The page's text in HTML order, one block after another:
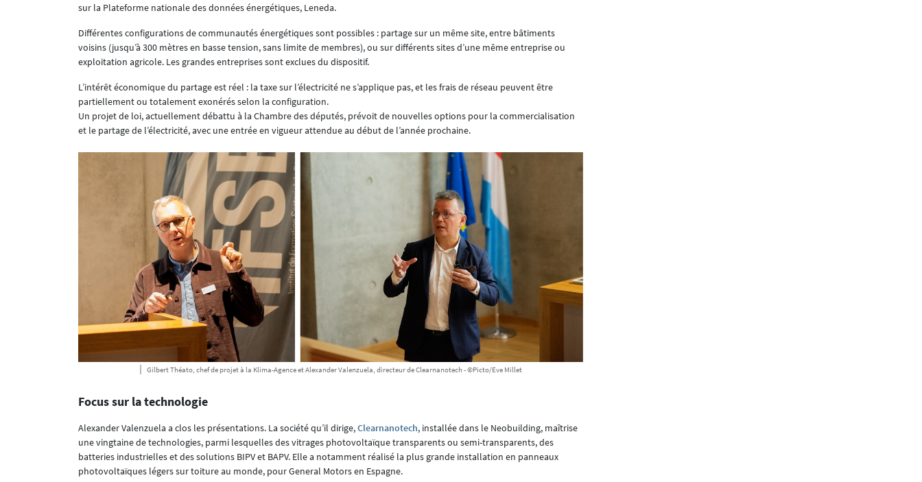
sur la Plateforme nationale des données énergétiques, Leneda.
Différentes configurations de communautés énergétiques sont possibles : partage sur un même site, entre bâtiments
voisins (jusqu’à 300 mètres en basse tension, sans limite de membres), ou sur différents sites d’une même entreprise ou
exploitation agricole. Les grandes entreprises sont exclues du dispositif.
L’intérêt économique du partage est réel : la taxe sur l’électricité ne s’applique pas, et les frais de réseau peuvent être
partiellement ou totalement exonérés selon la configuration.
Un projet de loi, actuellement débattu à la Chambre des députés, prévoit de nouvelles options pour la commercialisation
et le partage de l’électricité, avec une entrée en vigueur attendue au début de l’année prochaine.
Gilbert Théato, chef de projet à la Klima-Agence et Alexander Valenzuela, directeur de Clearnanotech - ©Picto/Eve Millet
Focus sur la technologie
Alexander Valenzuela a clos les présentations. La société qu’il dirige,Clearnanotech, installée dans le Neobuilding, maîtrise
une vingtaine de technologies, parmi lesquelles des vitrages photovoltaïque transparents ou semi-transparents, des
batteries industrielles et des solutions BIPV et BAPV. Elle a notamment réalisé la plus grande installation en panneaux
photovoltaïques légers sur toiture au monde, pour General Motors en Espagne.